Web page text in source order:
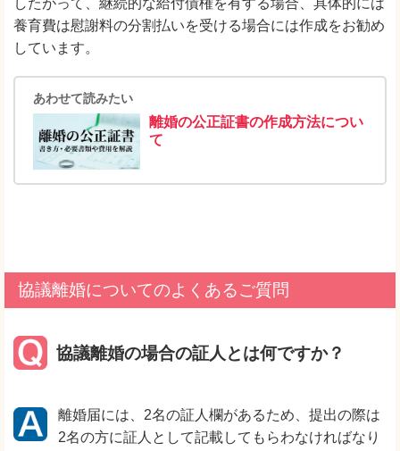
養育費は慰謝料の分割払いを受ける場合には作成をお勧め
しています。
あわせて読みたい
離婚の公正証書の作成方法につい
て
協議離婚についてのよくあるご質問
協議離婚の場合の証人とは何ですか？
離婚届には、2名の証人欄があるため、提出の際は
2名の方に証人として記載してもらわなければなり